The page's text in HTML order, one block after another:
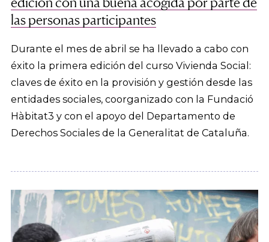
las personas participantes
Durante el mes de abril se ha llevado a cabo con
éxito la primera edición del curso Vivienda Social:
claves de éxito en la provisión y gestión desde las
entidades sociales, coorganizado con la Fundació
Hàbitat3 y con el apoyo del Departamento de
Derechos Sociales de la Generalitat de Cataluña.